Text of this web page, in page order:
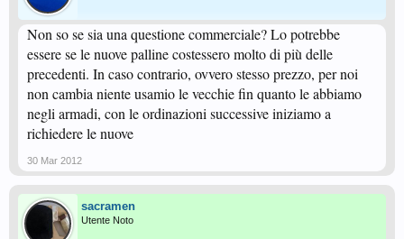
Non so se sia una questione commerciale? Lo potrebbe
essere se le nuove palline costessero molto di più delle
precedenti. In caso contrario, ovvero stesso prezzo, per noi
non cambia niente usamio le vecchie fin quanto le abbiamo
negli armadi, con le ordinazioni successive iniziamo a
richiedere le nuove
30 Mar 2012
sacramen
Utente Noto